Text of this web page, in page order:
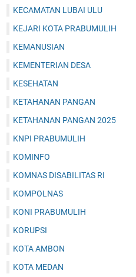
KECAMATAN LUBAI ULU
KEJARI KOTA PRABUMULIH
KEMANUSIAN
KEMENTERIAN DESA
KESEHATAN
KETAHANAN PANGAN
KETAHANAN PANGAN 2025
KNPI PRABUMULIH
KOMINFO
KOMNAS DISABILITAS RI
KOMPOLNAS
KONI PRABUMULIH
KORUPSI
KOTA AMBON
KOTA MEDAN